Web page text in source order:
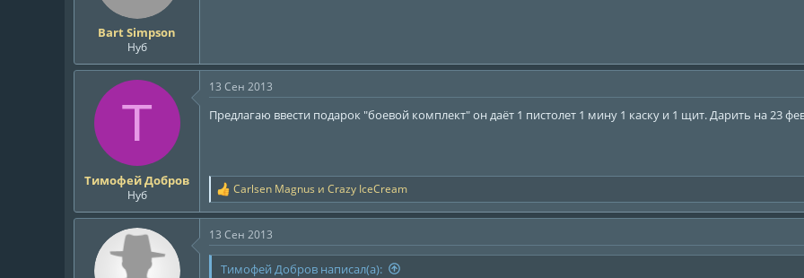
Bart Simpson
Нуб
Т
Тимофей Добров
Нуб
13 Сен 2013
Предлагаю ввести подарок "боевой комплект" он даёт 1 пистолет 1 мину 1 каску и 1 щит. Дарить на 23
Р
е
а
к
ц
и
Carlsen Magnus и Crazy IceCream
13 Сен 2013
Тимофей Добров написал(а):